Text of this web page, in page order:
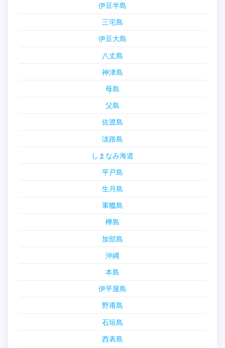
伊豆半島
三宅島
伊豆大島
八丈島
神津島
母島
父島
佐渡島
淡路島
しまなみ海道
平戸島
生月島
軍艦島
樺島
加部島
沖縄
本島
伊平屋島
野甫島
石垣島
西表島